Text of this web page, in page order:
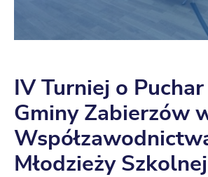
IV Turniej o
Gminy Zabierzów
Młodzieży